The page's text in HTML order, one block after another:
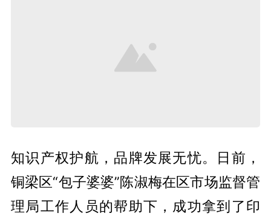
知识产权护航，品牌发展无忧。日前，
铜梁区“包子婆婆”陈淑梅在区市场监督管
理局工作人员的帮助下，成功拿到了印